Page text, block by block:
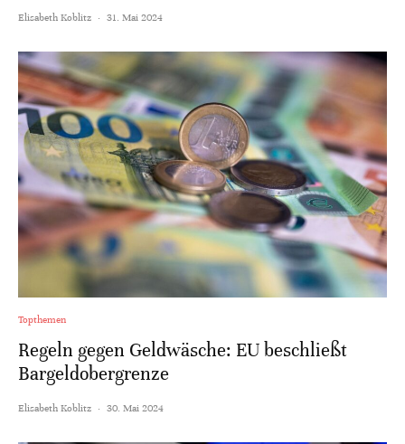
Elisabeth Koblitz · 31. Mai 2024
Topthemen
Regeln gegen Geldwäsche: EU beschließt
Bargeldobergrenze
Elisabeth Koblitz · 30. Mai 2024